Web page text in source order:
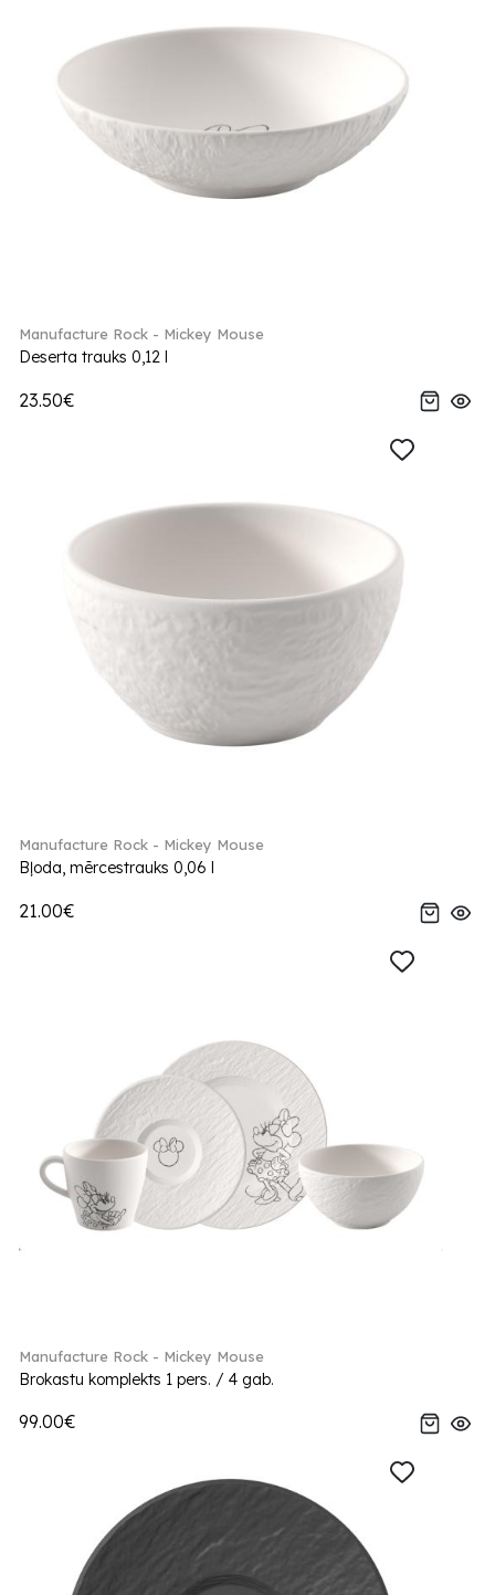
Manufacture Rock - Mickey Mouse
Deserta trauks 0,12 l
23.50€
Manufacture Rock - Mickey Mouse
Bļoda, mērcestrauks 0,06 l
21.00€
Manufacture Rock - Mickey Mouse
Brokastu komplekts 1 pers. / 4 gab.
99.00€